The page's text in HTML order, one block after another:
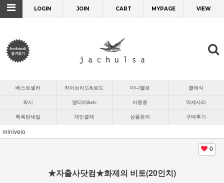
LOGIN JOIN CART MYPAGE VIEW
베스트셀러 하이브리드&로드 미니벨로 클래식
픽시 엠티비&etc 아동용 악세사리
핵폭탄세일 개인결제 상품문의 구매후기
minivelo
0
★자출사닷컴★화제의 비토(20인치)